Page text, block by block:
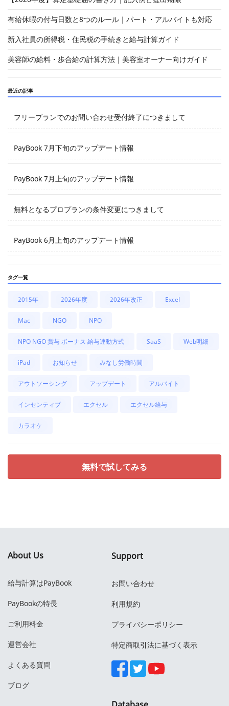
有給休暇の付与日数と8つのルール｜パート・アルバイトも対応
新入社員の所得税・住民税の手続きと給与計算ガイド
美容師の給料・歩合給の計算方法｜美容室オーナー向けガイド
最近の記事
フリープランでのお問い合わせ受付終了につきまして
PayBook 7月下旬のアップデート情報
PayBook 7月上旬のアップデート情報
無料となるプロプランの条件変更につきまして
PayBook 6月上旬のアップデート情報
タグ一覧
2015年 2026年度 2026年改正 Excel
Mac NGO NPO
NPO NGO 賞与 ボーナス 給与連動方式 SaaS Web明細
iPad お知らせ みなし労働時間
アウトソーシング アップデート アルバイト
インセンティブ エクセル エクセル給与
カラオケ
無料で試してみる
About Us
給与計算はPayBook
PayBookの特長
ご利用料金
運営会社
よくある質問
ブログ
Support
お問い合わせ
利用規約
プライバシーポリシー
特定商取引法に基づく表示